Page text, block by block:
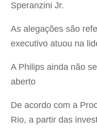
Speranzini Jr.
As alegações são
executivo atuou na
A Philips ainda não
aberto
De acordo com a
Rio, a partir das